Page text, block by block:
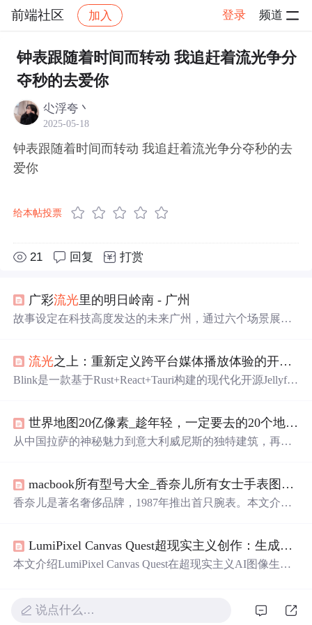
前端社区 加入 登录 频道
社区 前端社区 感慨 帖子详情
钟表跟随着时间而转动 我追赶着流光争分
夺秒的去爱你
尐浮夸丶
2025-05-18
钟表跟随着时间而转动 我追赶着流光争分夺秒的去
爱你
给本帖投票
21 回复 打赏
广彩流光里的明日岭南 - 广州
故事设定在科技高度发达的未来广州，通过六个场景展现
出传统与未来共生的奇幻画卷。
流光之上：重新定义跨平台媒体播放体验的开源革命
Blink是一款基于Rust+React+Tauri构建的现代化开源Jellyfin
全平台兼容、多设备进度同步、音频直通、自动帧率匹
配、Vim快捷键、自定义播放配置及Jellyfin服务器集群管理
世界地图20亿像素_趁年轻，一定要去的20个地方！再不疯狂你就老了！
从中国拉萨的神秘魅力到意大利威尼斯的独特建筑，再到
载着丰富的历史文化，是旅行者的理想目的地。
macbook所有型号大全_香奈儿所有女士手表图_香奈儿手表型号大全_香奈儿手表型号在哪看...
香奈儿是著名奢侈品牌，1987年推出首只腕表。本文介绍
手表发展历程，其腕表均由瑞士拉夏德芳的工厂制作。LumiPixel Canvas Quest超现实主义创作：生成融合自然与机械的赛博格人像
本文介绍LumiPixel Canvas Quest在超现实主义AI图像生成
水晶心脏祭司等），剖析三大技术亮点：有机融合机制、
说点什么…